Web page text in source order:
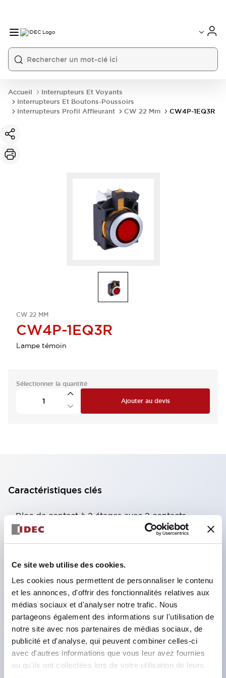
Ce site web utilise des cookies.
Les cookies nous permettent de personnaliser le contenu
et les annonces, d'offrir des fonctionnalités relatives aux
médias sociaux et d'analyser notre trafic. Nous
partageons également des informations sur l'utilisation de
notre site avec nos partenaires de médias sociaux, de
publicité et d'analyse, qui peuvent combiner celles-ci
avec d'autres informations que vous leur avez fournies
ou qu'ils ont collectées lors de votre utilisation de leurs
Accueil
Interrupteurs Et Voyants
Interrupteurs Et Boutons-Poussoirs
Interrupteurs Profil Affleurant
CW 22 Mm CW4P-1EQ3R
CW 22 MM
CW4P-1EQ3R
Lampe témoin
Sélectionner la quantité
Ajouter au devis
Caractéristiques clés
Bloc de contact à 2 étages avec 2 contacts,
permettant une configuration à 4 contacts
(assurant l'isolation entre les 2 contacts).
Profondeur du panneau de 39,9 mm (*bloc de
contact à 11 étages), 59,9 mm (*bloc de contact à
22 étages). Conception peu encombrante
possible.
Structure de sécurité de 3e génération :
déclenchement à 2 actions, garde intégrée,
structure de protection des doigts IP20.